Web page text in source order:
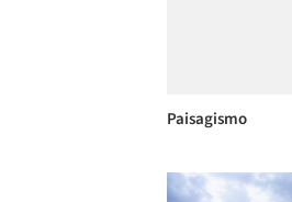
Paisagismo